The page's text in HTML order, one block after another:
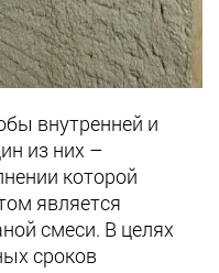
внутренней и
из них –
которой
является
смеси. В целях
сроков